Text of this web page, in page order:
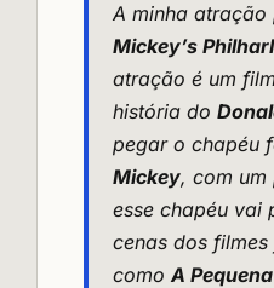
A minha
Mickey’s
atração é um
história do
pegar o chapéu
Mickey, com um
esse chapéu vai
cenas dos
comoA